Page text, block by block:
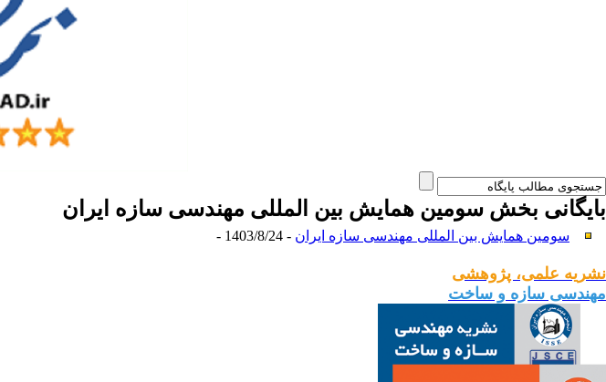
بایگانی بخش سومین همایش بین المللی مهندسی سازه ایران
سومین همایش بین المللی مهندسی سازه ایران - 1403/8/24 -
نشریه علمی، پژوهشی
مهندسی سازه و ساخت